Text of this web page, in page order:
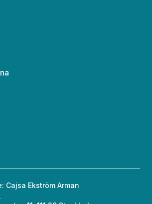
Cajsa Ekström Arman